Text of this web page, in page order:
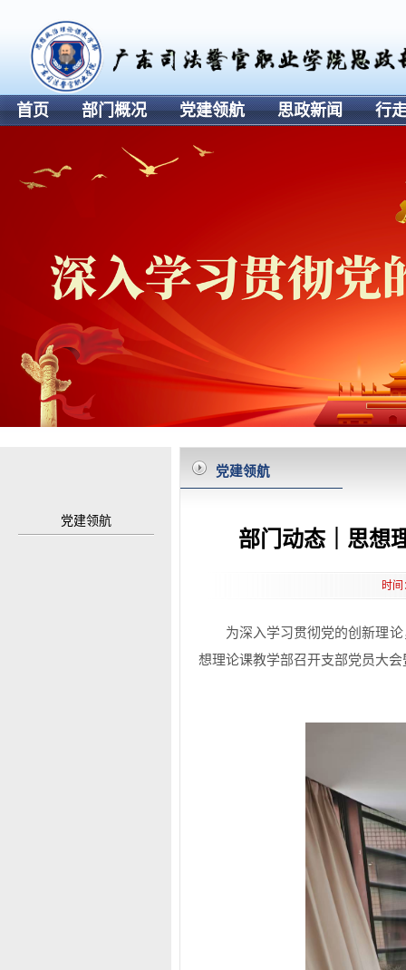
首页 部门概况 党建领航 思政新闻 行
党建领航
党建领航
部门动态｜思想
时
为深入学习贯彻党的创新理
想理论课教学部召开支部党员大